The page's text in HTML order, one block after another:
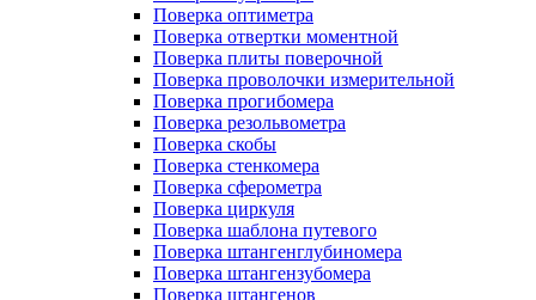
Поверка оптиметра
Поверка отвертки моментной
Поверка плиты поверочной
Поверка проволочки измерительной
Поверка прогибомера
Поверка резольвометра
Поверка скобы
Поверка стенкомера
Поверка сферометра
Поверка циркуля
Поверка шаблона путевого
Поверка штангенглубиномера
Поверка штангензубомера
Поверка штангенов